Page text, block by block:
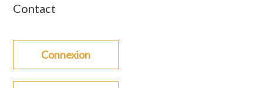
Contact
Connexion